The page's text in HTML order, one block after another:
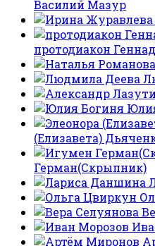
Василий Мазур
протодиакон
(Елизавета)
Герман(Скрыпник)